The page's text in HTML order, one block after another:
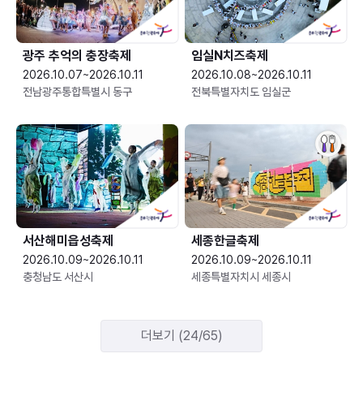
광주 추억의 충장축제
2026.10.07~2026.10.11
전남광주통합특별시 동구
임실N치즈축제
2026.10.08~2026.10.11
전북특별자치도 임실군
서산해미읍성축제
2026.10.09~2026.10.11
충청남도 서산시
세종한글축제
2026.10.09~2026.10.11
세종특별자치시 세종시
더보기 (24/65)